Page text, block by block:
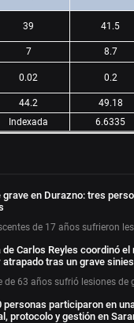
39 41.5
7 8.7
0.02 0.2
44.2
49.18
Indexada 6.6335
en Durazno: tres
de 17 años sufrieron
de Carlos Reyles coordinó el
tras un grave
de 63 años sufrió lesiones de
personas participaron en
protocolo y gestión en